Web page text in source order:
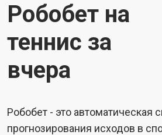
Робобет на
теннис за
вчера
Робобет - это автоматическая
прогнозирования исходов в